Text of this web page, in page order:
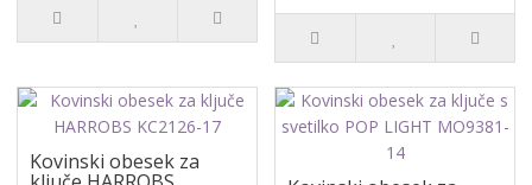
Kovinski obesek za